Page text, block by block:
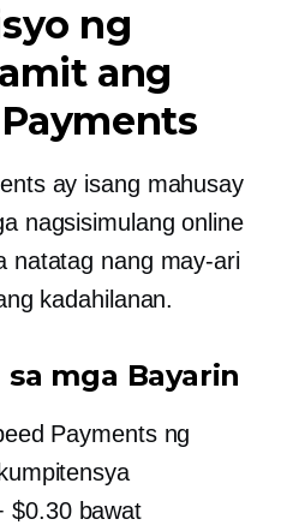
ng
ang
ay isang mahusay
nagsisimulang online
natatag nang may-ari
kadahilanan.
mga Bayarin
Payments ng
$0.30 bawat